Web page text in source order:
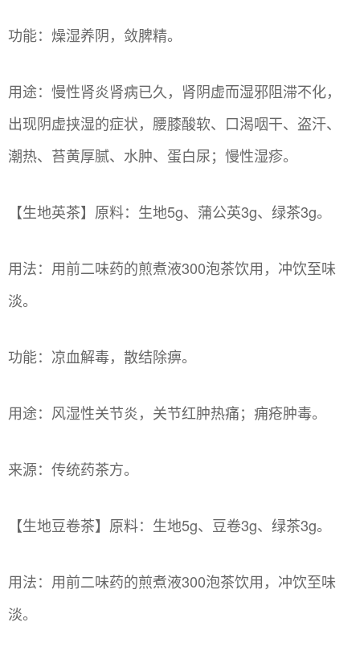
功能：燥湿养阴，敛脾精。
用途：慢性肾炎肾病已久，肾阴虚而湿邪阻滞不化，
出现阴虚挟湿的症状，腰膝酸软、口渴咽干、盗汗、
潮热、苔黄厚腻、水肿、蛋白尿；慢性湿疹。
【生地英茶】原料：生地5g、蒲公英3g、绿茶3g。
用法：用前二味药的煎煮液300泡茶饮用，冲饮至味
淡。
功能：凉血解毒，散结除痹。
用途：风湿性关节炎，关节红肿热痛；痈疮肿毒。
来源：传统药茶方。
【生地豆卷茶】原料：生地5g、豆卷3g、绿茶3g。
用法：用前二味药的煎煮液300泡茶饮用，冲饮至味
淡。